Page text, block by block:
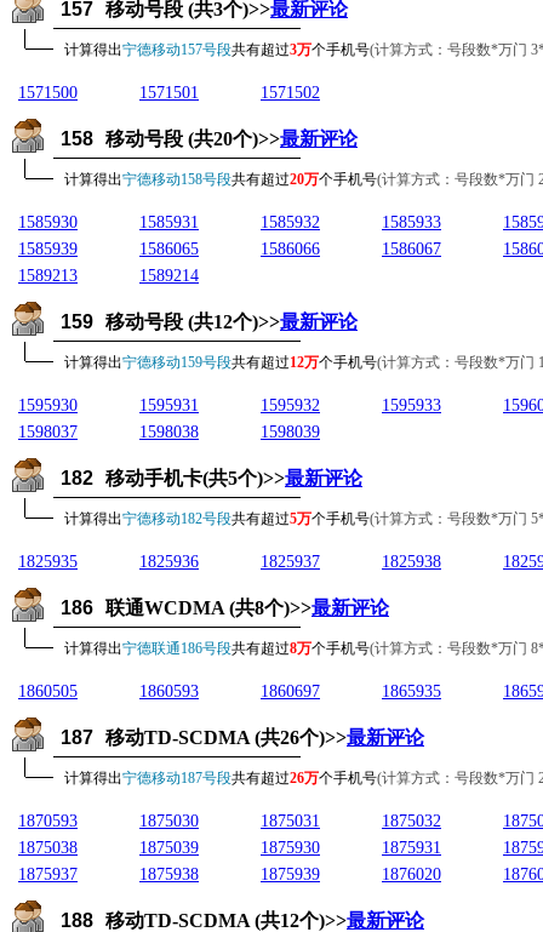
157 移动号段 (共3个)>>最新评论
计算得出宁德移动157号段共有超过3万个手机号(计算方式：号段数*万门
1571500 1571501 1571502
158 移动号段 (共20个)>>最新评论
计算得出宁德移动158号段共有超过20万个手机号(计算方式：号段数*万门
1585930 1585931 1585932 1585933
1585939
1586065 1586066 1586067
1589213
1589214
159 移动号段 (共12个)>>最新评论
计算得出宁德移动159号段共有超过12万个手机号(计算方式：号段数*万门
1595930 1595931 1595932 1595933
1598037
1598038 1598039
182 移动手机卡(共5个)>>最新评论
计算得出宁德移动182号段共有超过5万个手机号(计算方式：号段数*万门
1825935 1825936 1825937 1825938
186 联通WCDMA (共8个)>>最新评论
计算得出宁德联通186号段共有超过8万个手机号(计算方式：号段数*万门
1860505 1860593 1860697 1865935
187 移动TD-SCDMA (共26个)>>最新评论
计算得出宁德移动187号段共有超过26万个手机号(计算方式：号段数*万门
1870593 1875030 1875031 1875032
1875038
1875039 1875930 1875931
1875937
1875938 1875939 1876020
188 移动TD-SCDMA (共12个)>>最新评论